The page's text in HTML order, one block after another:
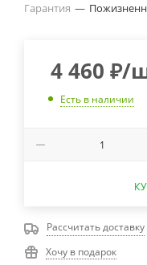
Гарантия —
4 460 ₽/
Есть в наличии
Рассчитать доставку
Хочу в подарок